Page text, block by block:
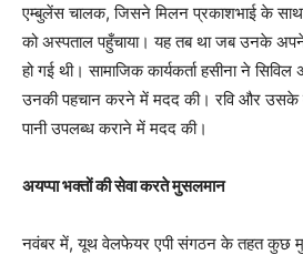
एम्बुलेंस चालक, जिसने मिलन प्रकाशभाई के साथ
को अस्पताल पहुँचाया। यह तब था जब उनके
हो गई थी। सामाजिक कार्यकर्ता हसीना ने
उनकी पहचान करने में मदद की। रवि और उसके
पानी उपलब्ध कराने में मदद की।
अयप्पा भक्तों की सेवा करते मुसलमान
नवंबर में, यूथ वेलफेयर एपी संगठन के तहत कुछ